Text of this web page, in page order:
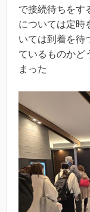
で接続待ちをす
については定時
いては到着を待
ているものかど
まった